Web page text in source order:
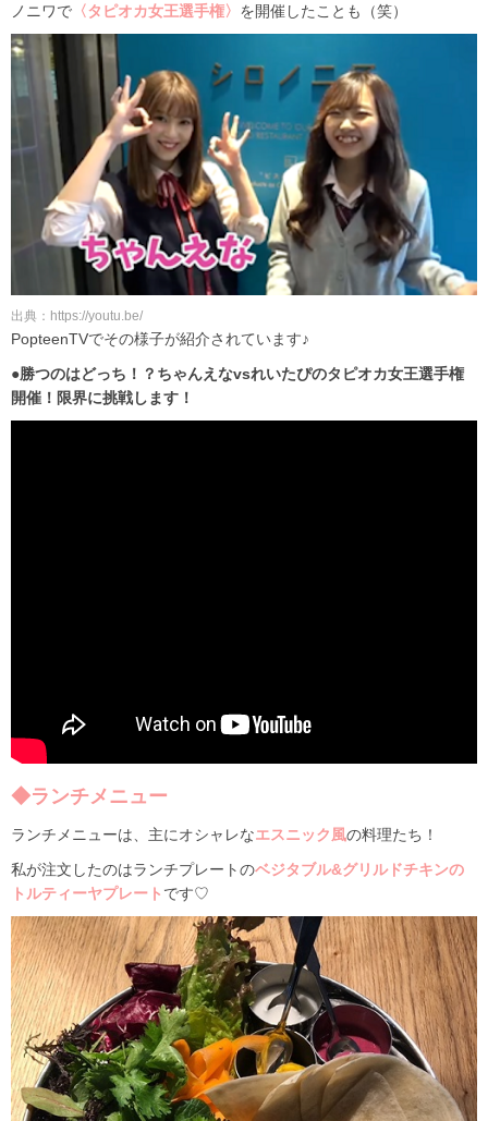
ノニワで 〈タピオカ女王選手権〉 を開催したことも（笑）
出典：https://youtu.be/
PopteenTVでその様子が紹介されています♪
●勝つのはどっち！？ちゃんえなvsれいたぴのタピオカ女王選手権
開催！限界に挑戦します！
◆ランチメニュー
ランチメニューは、主にオシャレなエスニック風の料理たち！
私が注文したのはランチプレートのベジタブル&グリルドチキンの
トルティーヤプレート です♡